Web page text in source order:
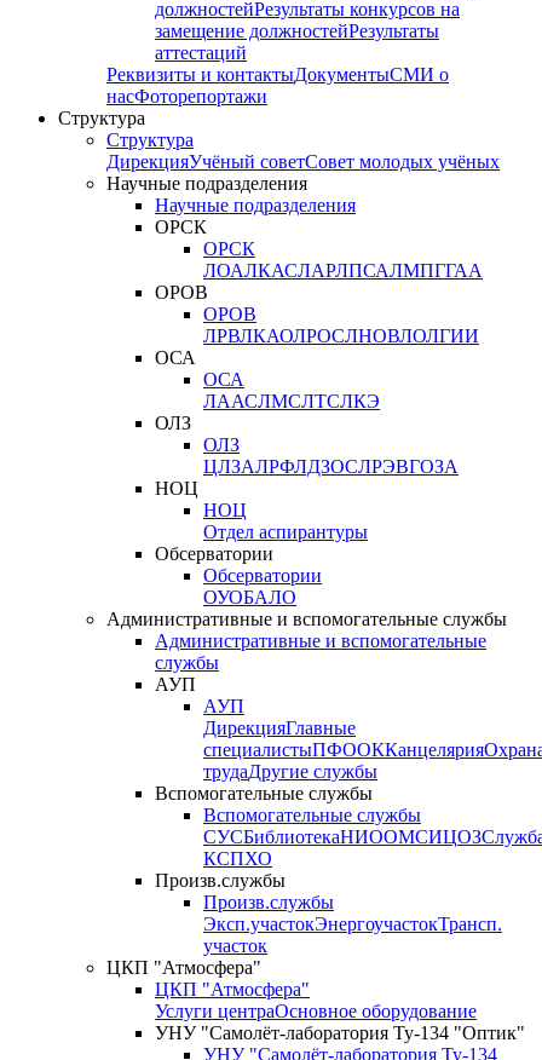
должностейРезультаты конкурсов на
замещение должностейРезультаты
аттестаций
Реквизиты и контактыДокументыСМИ о
насФоторепортажи
Структура
Структура
ДирекцияУчёный советСовет молодых учёных
Научные подразделения
Научные подразделения
ОРСК
ОРСК
ЛОАЛКАСЛАРЛПСАЛМПГГАА
ОРОВ
ОРОВ
ЛРВЛКАОЛРОСЛНОВЛОЛГИИ
ОСА
ОСА
ЛААСЛМСЛТСЛКЭ
ОЛЗ
ОЛЗ
ЦЛЗАЛРФЛДЗОСЛРЭВГОЗА
НОЦ
НОЦ
Отдел аспирантуры
Обсерватории
Обсерватории
ОУОБАЛО
Административные и вспомогательные службы
Административные и вспомогательные
службы
АУП
АУП
ДирекцияГлавные
специалистыПФООККанцелярия
трудаДругие службы
Вспомогательные службы
Вспомогательные службы
СУСБиблиотекаНИООМСИЦОЗ
КСПХО
Произв.службы
Произв.службы
Эксп.участокЭнергоучастокТрансп.
участок
ЦКП "Атмосфера"
ЦКП "Атмосфера"
Услуги центраОсновное оборудование
УНУ "Самолёт-лаборатория Ту-134 "Оптик"
УНУ "Самолёт-лаборатория Ту-134